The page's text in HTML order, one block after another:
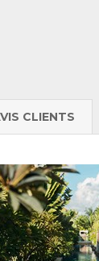
CLIENTS